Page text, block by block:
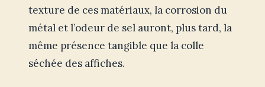
texture de ces matériaux, la corrosion du
métal et l’odeur de sel auront, plus tard, la
même présence tangible que la colle
séchée des affiches.